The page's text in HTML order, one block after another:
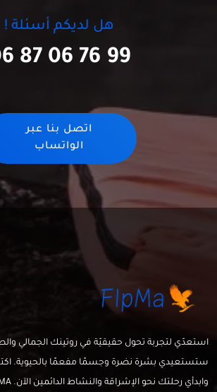
هل لديكم أسئلة !
87 06 76 99
اتصل بنا عبر
الواتساب
استعدّي لتجربة تحول حقيقيّة في روتينك الجمالي
ستستعيدي بشرة نضرة وجسمًا مفعمًا بالحيوية.